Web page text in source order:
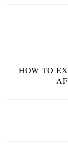
HOW TO